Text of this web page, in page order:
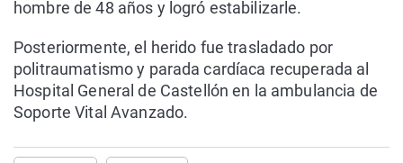
hombre de 48 años y logró estabilizarle.
Posteriormente, el herido fue trasladado por
politraumatismo y parada cardíaca recuperada al
Hospital General de Castellón en la ambulancia de
Soporte Vital Avanzado.